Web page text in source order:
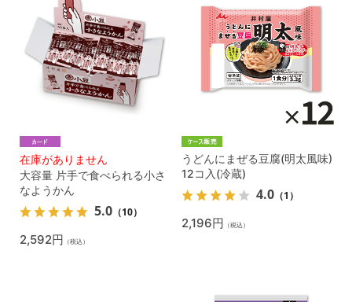
在庫がありません
大容量 片手で食べられる小さ
なようかん
5.0 （10）
2,592円 （税込）
うどんにまぜる豆腐(明太風味)
12コ入(冷蔵)
4.0 （1）
2,196円 （税込）